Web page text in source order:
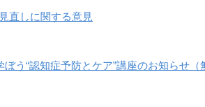
直しに関する意見
う“認知症予防とケア”講座のお知らせ（